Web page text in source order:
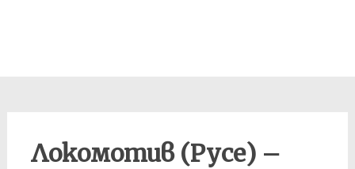
Локомотив (Русе) –